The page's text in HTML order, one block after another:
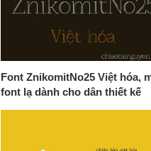
Font ZnikomitNo25 Việt hóa,
font lạ dành cho dân thiết kế